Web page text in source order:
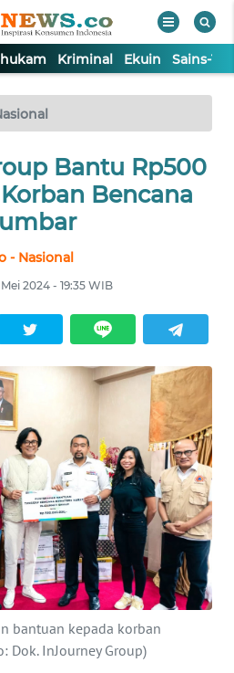
Kriminal Ekuin Sains-
Bantu Rp500
Bencana
- Nasional
2024 - 19:35 WIB
bantuan kepada korban
Dok. InJourney Group)